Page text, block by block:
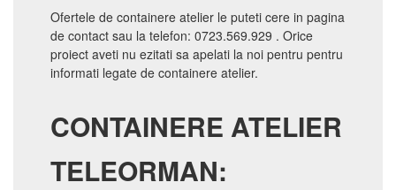
Ofertele de containere atelier le puteti cere in pagina
de contact sau la telefon: 0723.569.929 . Orice
proiect aveti nu ezitati sa apelati la noi pentru pentru
informati legate de containere atelier.
CONTAINERE ATELIER
TELEORMAN: